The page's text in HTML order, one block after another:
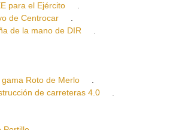
para el Ejército
.
de Centrocar
.
de la mano de DIR .
Roto de Merlo
.
de carreteras 4.0 .